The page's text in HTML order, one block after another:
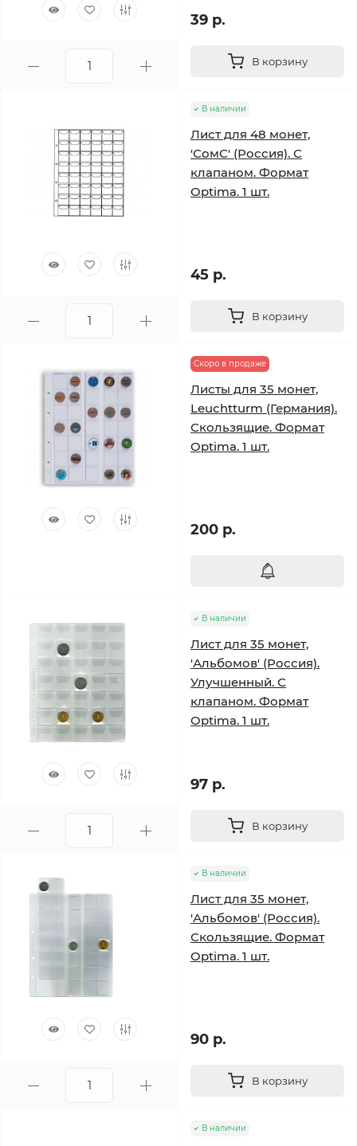
39 р.
В корзину
В наличии
Лист для 48 монет,
'СомС' (Россия). С
клапаном. Формат
Optima. 1 шт.
45 р.
В корзину
Скоро в продаже
Листы для 35 монет,
Leuchtturm (Германия).
Скользящие. Формат
Optima. 1 шт.
200 р.
В наличии
Лист для 35 монет,
'Альбомов' (Россия).
Улучшенный. С
клапаном. Формат
Optima. 1 шт.
97 р.
В корзину
В наличии
Лист для 35 монет,
'Альбомов' (Россия).
Скользящие. Формат
Optima. 1 шт.
90 р.
В корзину
В наличии